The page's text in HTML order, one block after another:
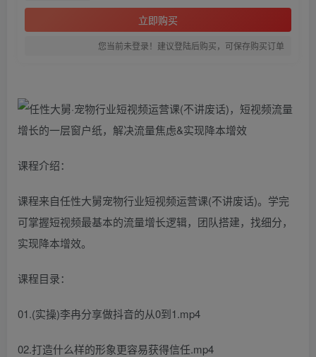
立即购买
您当前未登录！建议登陆后购买，可保存购买订单
课程介绍：
课程来自任性大舅宠物行业短视频运营课(不讲废话)。学完
可掌握短视频最基本的流量增长逻辑，团队搭建，找细分，
实现降本增效。
课程目录：
01.(实操)李冉分享做抖音的从0到1.mp4
02.打造什么样的形象更容易获得信任.mp4